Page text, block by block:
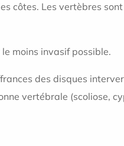
côtes. Les vertèbres
moins invasif possible.
des disques
vertébrale (scoliose,